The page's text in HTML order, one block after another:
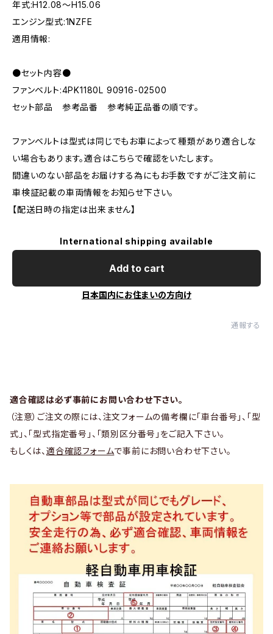
年式:H12.08～H15.06
エンジン型式:1NZFE
適用情報:
●セット内容●
ファンベルト:4PK1180L 90916-02500
セット部品 参考品番 参考純正品番の順です。
ファンベルトは型式は同じでもお車によって種類があり適合しな
い場合もあります。適合はこちらで確認をいたします。
間違いのない部品をお届けする為にもお手数ですがご注文前に
車検証記載の車両情報をお知らせ下さい。
【配送日時の指定は出来ません】
International shipping available
Add to cart
日本国内にお住まいの方向け
通報する
適合確認は必ず事前にお問い合わせ下さい。
（注意）ご注文の際には、注文フォームの備考欄に「車台番号」、「型
式」、「型式指定番号」、「類別区分番号」をご記入下さい。
もしくは、 適合確認フォームで事前にお問い合わせ下さい。